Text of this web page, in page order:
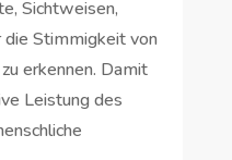
Sichtweisen,
Stimmigkeit von
erkennen. Damit
Leistung des